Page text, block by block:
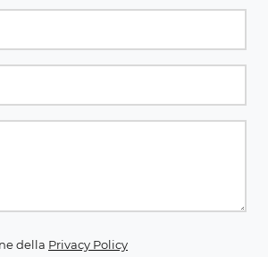
della Privacy Policy